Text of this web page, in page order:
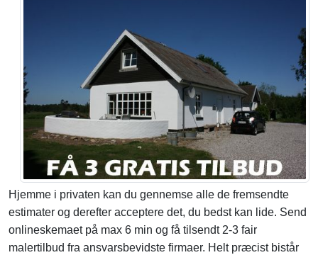
Hjemme i privaten kan du gennemse alle de fremsendte
estimater og derefter acceptere det, du bedst kan lide. Send
onlineskemaet på max 6 min og få tilsendt 2-3 fair
malertilbud fra ansvarsbevidste firmaer. Helt præcist bistår